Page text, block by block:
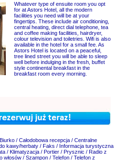
Whatever type of ensuite room you opt
for at Astors Hotel, all the modern
facilities you need will be at your
fingertips. These include air conditioning,
central heating, direct dial telephone, tea
and coffee making facilities, hairdryer,
colour television and toiletries. Wifi is also
available in the hotel for a small fee. As
Astors Hotel is located on a peaceful,
tree lined street you will be able to sleep
well before indulging in the fresh, buffet
style continental breakfast in the
breakfast room every morning.
/ Całodobowa recepcja / Centralne
kawy/herbaty / Faks / Informacja turystyczna
/ Klimatyzacja / Portier / Prysznic / Radio z
/ Szampon / Telefon / Telefon z